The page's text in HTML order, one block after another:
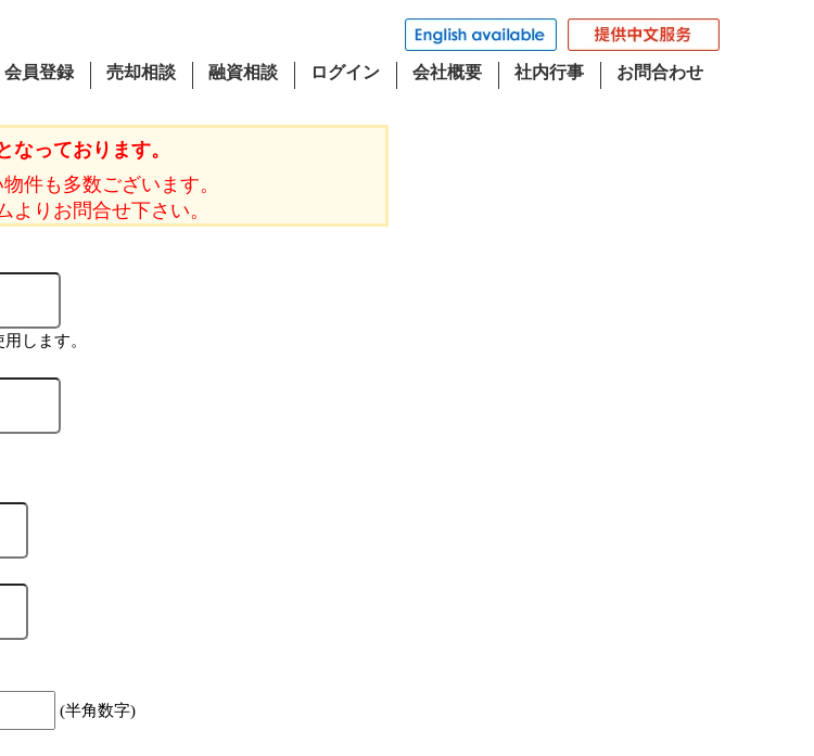
会員登録 売却相談 融資相談 ログイン 会社概要 社内行事 お問合わせ
なっております。
件も多数ございます。
よりお問合せ下さい。
します。
(半角数字)